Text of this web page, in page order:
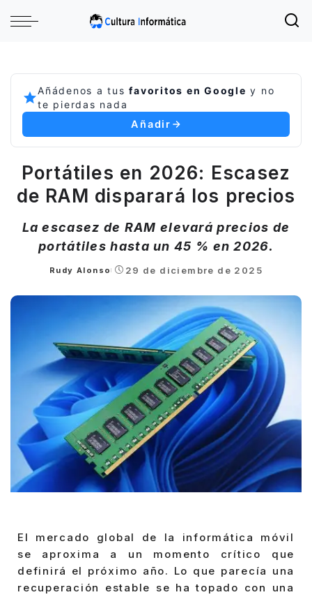
Añádenos a tusfavoritos en Google y no
te pierdas nada
Añadir
Portátiles en 2026: Escasez
de RAM disparará los precios
La escasez de RAM elevará precios de
portátiles hasta un 45 % en 2026.
Posted
Rudy Alonso 29 de diciembre de 2025
El mercado global de la informática móvil
se aproxima a un momento crítico que
definirá el próximo año. Lo que parecía una
recuperación estable se ha topado con una